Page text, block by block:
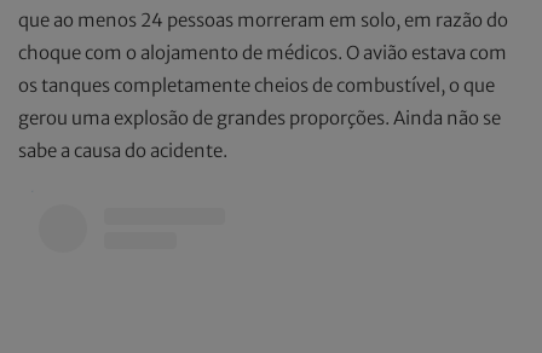
que ao menos 24 pessoas morreram em solo, em razão do
choque com o alojamento de médicos. O avião estava com
os tanques completamente cheios de combustível, o que
gerou uma explosão de grandes proporções. Ainda não se
sabe a causa do acidente.